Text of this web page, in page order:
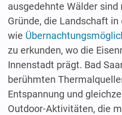
ausgedehnte Wälder sind
Gründe, die Landschaft
wie
zu erkunden, wo die
Innenstadt prägt. Bad
berühmten
Entspannung und
Outdoor-Aktivitäten, die